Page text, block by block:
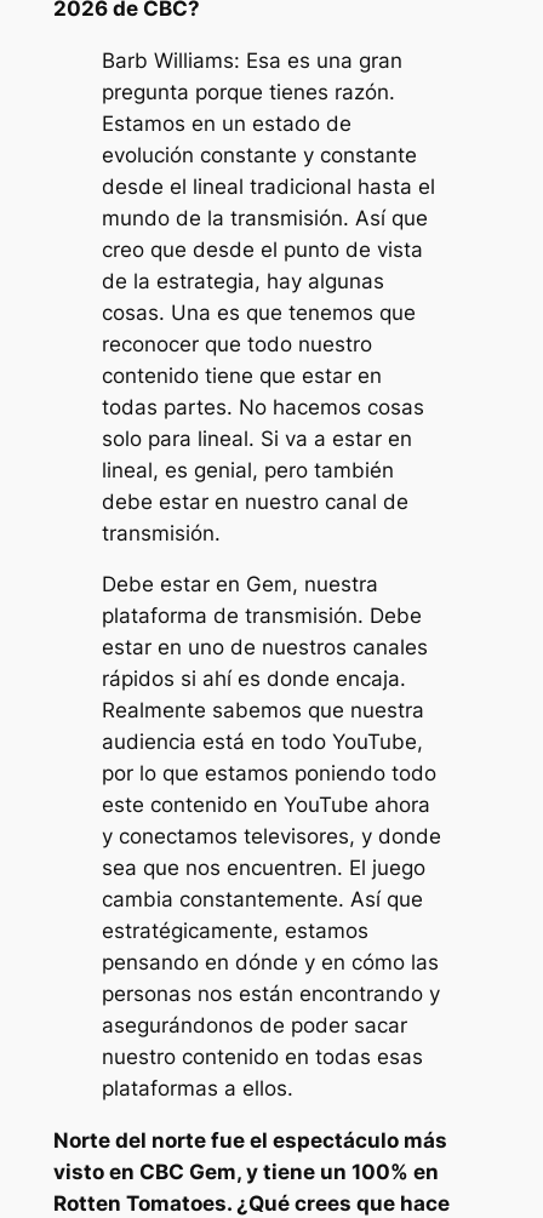
2026 de CBC?
Barb Williams: Esa es una gran
pregunta porque tienes razón.
Estamos en un estado de
evolución constante y constante
desde el lineal tradicional hasta el
mundo de la transmisión. Así que
creo que desde el punto de vista
de la estrategia, hay algunas
cosas. Una es que tenemos que
reconocer que todo nuestro
contenido tiene que estar en
todas partes. No hacemos cosas
solo para lineal. Si va a estar en
lineal, es genial, pero también
debe estar en nuestro canal de
transmisión.
Debe estar en Gem, nuestra
plataforma de transmisión. Debe
estar en uno de nuestros canales
rápidos si ahí es donde encaja.
Realmente sabemos que nuestra
audiencia está en todo YouTube,
por lo que estamos poniendo todo
este contenido en YouTube ahora
y conectamos televisores, y donde
sea que nos encuentren. El juego
cambia constantemente. Así que
estratégicamente, estamos
pensando en dónde y en cómo las
personas nos están encontrando y
asegurándonos de poder sacar
nuestro contenido en todas esas
plataformas a ellos.
Norte del nortefue el espectáculo más
visto en CBC Gem, y tiene un 100% en
Rotten Tomatoes. ¿Qué crees que hace